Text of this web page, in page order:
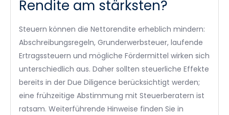
Rendite am stärksten?
Steuern können die Nettorendite erheblich mindern:
Abschreibungsregeln, Grunderwerbsteuer, laufende
Ertragssteuern und mögliche Fördermittel wirken sich
unterschiedlich aus. Daher sollten steuerliche Effekte
bereits in der Due Diligence berücksichtigt werden;
eine frühzeitige Abstimmung mit Steuerberatern ist
ratsam. Weiterführende Hinweise finden Sie in